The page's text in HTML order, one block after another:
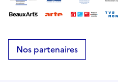
Nos partenaires